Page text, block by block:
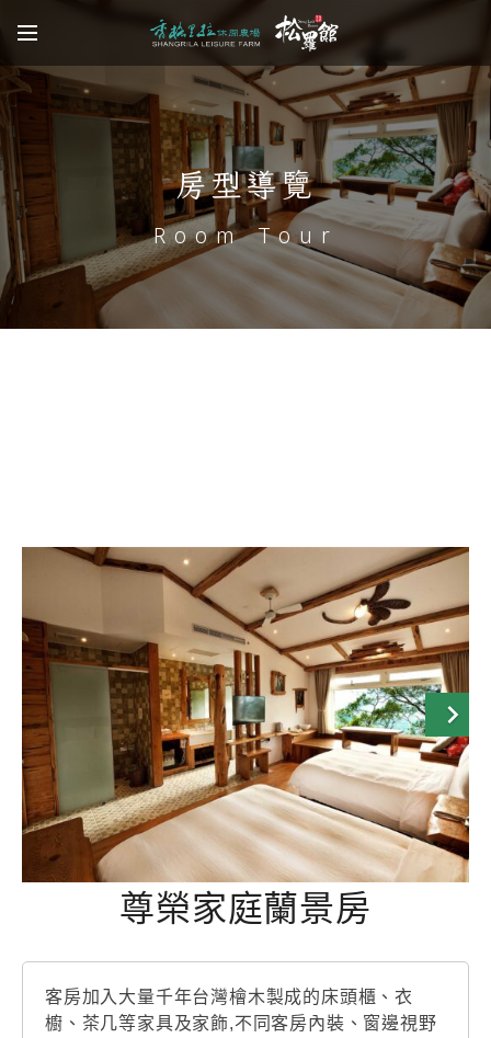
房型導覽
Room Tour
尊榮家庭蘭景房
客房加入大量千年台灣檜木製成的床頭櫃、衣
櫥、茶几等家具及家飾,不同客房內裝、窗邊視野